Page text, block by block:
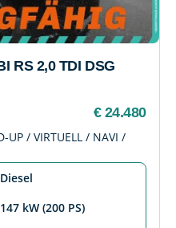
RS 2,0 TDI DSG
€ 24.480
UP / VIRTUELL / NAVI /
Diesel
147 kW (200 PS)